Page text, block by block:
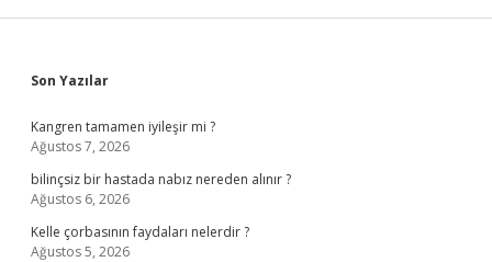
Sidebar
Son Yazılar
Kangren tamamen iyileşir mi ?
Ağustos 7, 2026
bilinçsiz bir hastada nabız nereden alınır ?
Ağustos 6, 2026
Kelle çorbasının faydaları nelerdir ?
Ağustos 5, 2026